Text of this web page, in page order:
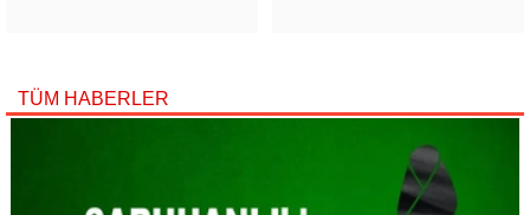
TÜM HABERLER